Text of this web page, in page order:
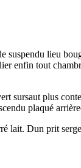
lieu
enfin tout
sursaut plus
plaqué
lait. Dun prit